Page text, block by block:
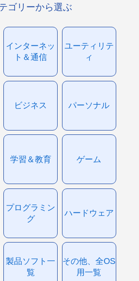
ゴリーから選ぶ
インターネッ
ト＆通信
ユーティリテ
ィ
ビジネス パーソナル
学習＆教育 ゲーム
プログラミン
グ
ハードウェア
製品ソフト一
覧
その他、全OS
用一覧